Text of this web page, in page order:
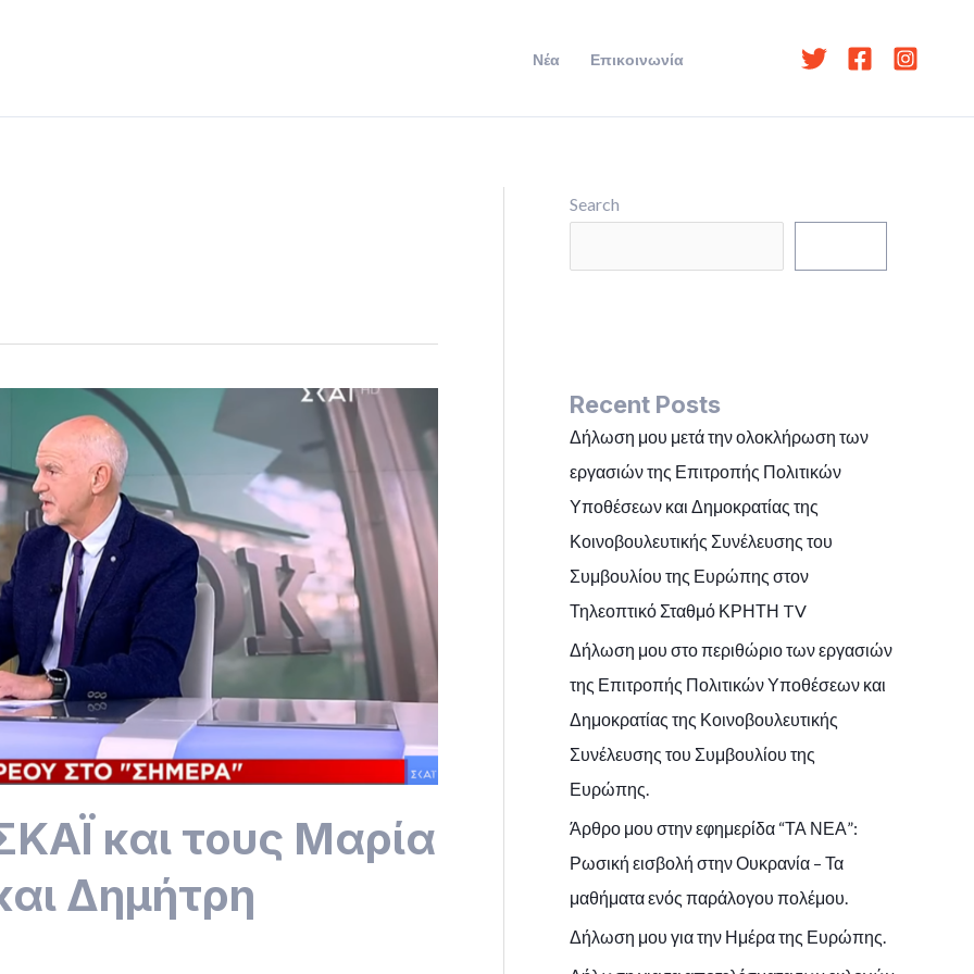
Νέα Επικοινωνία
και τους Μαρία
Δημήτρη
Search
Recent Posts
Δήλωση μου μετά την ολοκλήρωση των
εργασιών της Επιτροπής Πολιτικών
Υποθέσεων και Δημοκρατίας της
Κοινοβουλευτικής Συνέλευσης του
Συμβουλίου της Ευρώπης στον
Τηλεοπτικό Σταθμό ΚΡΗΤΗ TV
Δήλωση μου στο περιθώριο των εργασιών
της Επιτροπής Πολιτικών Υποθέσεων και
Δημοκρατίας της Κοινοβουλευτικής
Συνέλευσης του Συμβουλίου της
Ευρώπης.
Άρθρο μου στην εφημερίδα “ΤΑ ΝΕΑ”:
Ρωσική εισβολή στην Ουκρανία – Τα
μαθήματα ενός παράλογου πολέμου.
Δήλωση μου για την Ημέρα της Ευρώπης.